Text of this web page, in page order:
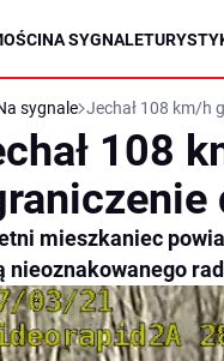
NA SYGNALE
sygnale Jechał 108 km/h
108
mieszkaniec
nieoznakowanego